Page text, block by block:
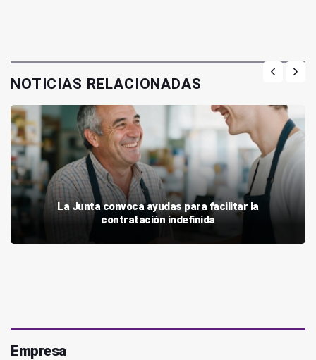
NOTICIAS RELACIONADAS
La Junta convoca ayudas para facilitar la
contratación indefinida
Empresa